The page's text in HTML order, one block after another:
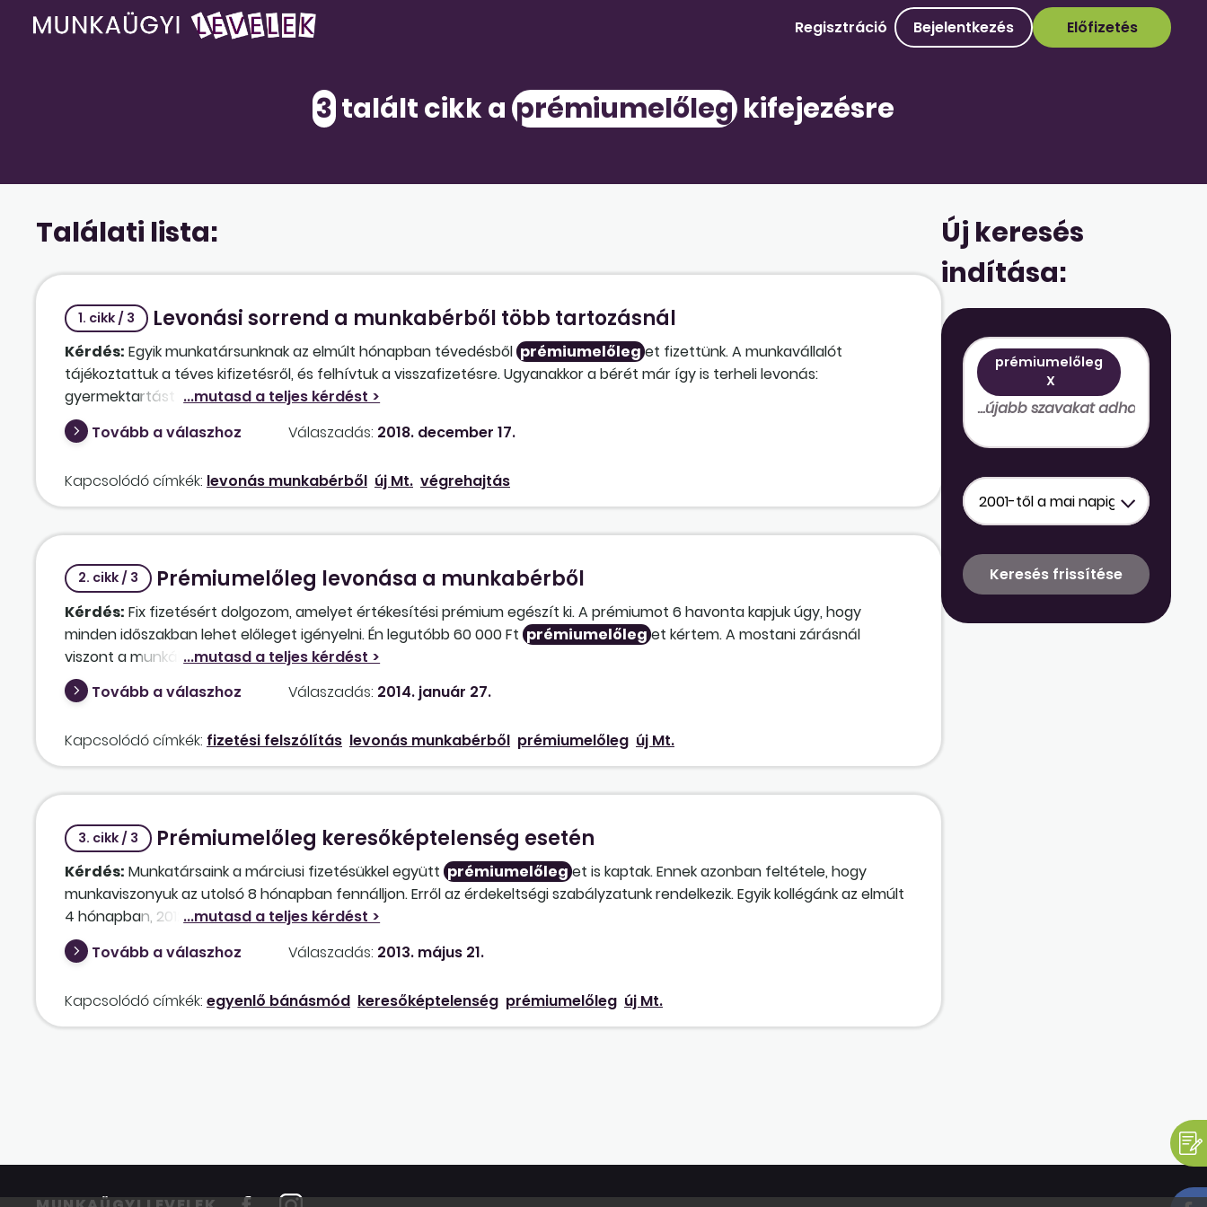
Regisztráció Bejelentkezés Előfizetés
3 talált cikk a prémiumelőleg kifejezésre
Találati lista:
1. cikk / 3 Levonási sorrend a munkabérből több tartozásnál
Kérdés: Egyik munkatársunknak az elmúlt hónapban tévedésből prémiumelőleg et fizettünk. A munkavállalót
tájékoztattuk a téves kifizetésről, és felhívtuk a visszafizetésre. Ugyanakkor a bérét már így is terheli levonás:
gyermektartást fizet, és egy korábbi munkabérelőleget is törleszt. Sajnos a következő havi fizetéséből biztosan nem lehet
mindegyik követelést kifizetni. Lehetséges, hogy a munkáltatói levonások miatt nem lesz fedezet a tartásdíj kifizetésére?
Tovább a válaszhoz Válaszadás: 2018. december 17.
Kapcsolódó címkék: levonás munkabérből új Mt. végrehajtás
2. cikk / 3 Prémiumelőleg levonása a munkabérből
Kérdés: Fix fizetésért dolgozom, amelyet értékesítési prémium egészít ki. A prémiumot 6 havonta kapjuk úgy, hogy
minden időszakban lehet előleget igényelni. Én legutóbb 60 000 Ft prémiumelőleg et kértem. A mostani zárásnál
viszont a munkáltatóm szerint – mivel nem teljesültek az előírt mutatók – vissza kell fizetnem 36 000 Ft-ot. Jeleztem a
vezetőmnek, hogy valami hiba lehet, mert míg a többi osztályon dolgozó, velem azonos tevékenységet végző
asszisztensek 100 000 Ft körüli kifizetést kaptak, addig tőlem levonni akarnak, nem is keveset. A munkámat mindig pontosan
Tovább a válaszhoz Válaszadás: 2014. január 27.
Kapcsolódó címkék: fizetési felszólítás levonás munkabérből prémiumelőleg új Mt.
3. cikk / 3 Prémiumelőleg keresőképtelenség esetén
Kérdés: Munkatársaink a márciusi fizetésükkel együtt prémiumelőleg et is kaptak. Ennek azonban feltétele, hogy
munkaviszonyuk az utolsó 8 hónapban fennálljon. Erről az érdekeltségi szabályzatunk rendelkezik. Egyik kollégánk az elmúlt
4 hónapban, 2012. október vége óta keresőképtelenség miatt nem dolgozott. Az említett szabályra hivatkozva nem
utaltunk neki
Tovább a válaszhoz Válaszadás: 2013. május 21.
Kapcsolódó címkék: egyenlő bánásmód keresőképtelenség prémiumelőleg új Mt.
Új keresés
indítása:
prémiumelőleg
X